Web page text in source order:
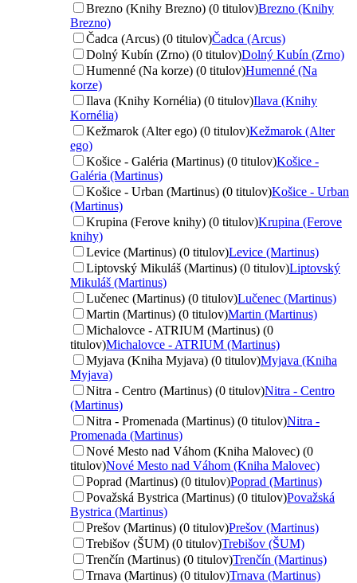
Brezno (Knihy Brezno) (0 titulov)Brezno (Knihy
Brezno)
Čadca (Arcus) (0 titulov)Čadca (Arcus)
Dolný Kubín (Zrno) (0 titulov)Dolný Kubín (Zrno)
Humenné (Na korze) (0 titulov)Humenné (Na
korze)
Ilava (Knihy Kornélia) (0 titulov)Ilava (Knihy
Kornélia)
Kežmarok (Alter ego) (0 titulov)Kežmarok (Alter
ego)
Košice - Galéria (Martinus) (0 titulov)Košice -
Galéria (Martinus)
Košice - Urban (Martinus) (0 titulov)Košice - Urban
(Martinus)
Krupina (Ferove knihy) (0 titulov)Krupina (Ferove
knihy)
Levice (Martinus) (0 titulov)Levice (Martinus)
Liptovský Mikuláš (Martinus) (0 titulov)Liptovský
Mikuláš (Martinus)
Lučenec (Martinus) (0 titulov)Lučenec (Martinus)
Martin (Martinus) (0 titulov)Martin (Martinus)
Michalovce - ATRIUM (Martinus) (0
titulov)Michalovce - ATRIUM (Martinus)
Myjava (Kniha Myjava) (0 titulov)Myjava (Kniha
Myjava)
Nitra - Centro (Martinus) (0 titulov)Nitra - Centro
(Martinus)
Nitra - Promenada (Martinus) (0 titulov)Nitra -
Promenada (Martinus)
Nové Mesto nad Váhom (Kniha Malovec) (0
titulov)Nové Mesto nad Váhom (Kniha Malovec)
Poprad (Martinus) (0 titulov)Poprad (Martinus)
Považská Bystrica (Martinus) (0 titulov)Považská
Bystrica (Martinus)
Prešov (Martinus) (0 titulov)Prešov (Martinus)
Trebišov (ŠUM) (0 titulov)Trebišov (ŠUM)
Trenčín (Martinus) (0 titulov)Trenčín (Martinus)
Trnava (Martinus) (0 titulov)Trnava (Martinus)